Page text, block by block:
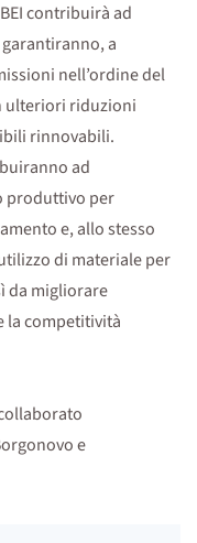
contribuirà ad
a
nell’ordine del
ulteriori riduzioni
rinnovabili.
ad
produttivo per
e, allo stesso
di materiale per
da migliorare
la competitività
e